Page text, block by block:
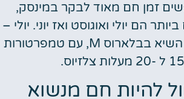
זמן חם מאוד לבקר במינסק,
הם יולי ואוגוסט ואז יוני. יולי –
אוגוסט היא עונת השיא בבלארוס M, עם טמפרטורות
להיות חם מנשוא